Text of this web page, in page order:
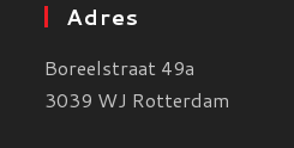
Adres
Boreelstraat 49a
3039 WJ Rotterdam